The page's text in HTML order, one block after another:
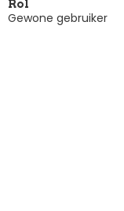
Rol
Gewone gebruiker